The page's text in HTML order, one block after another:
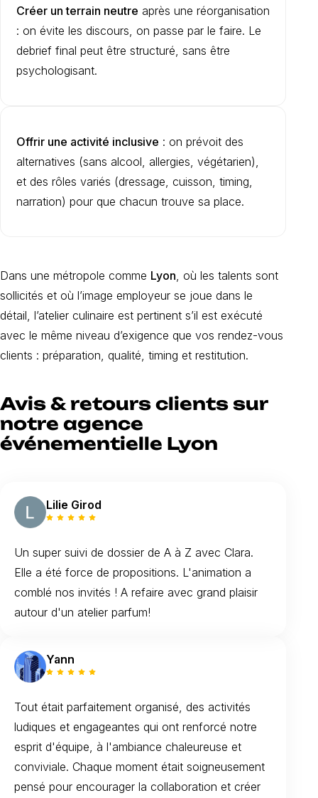
Créer un terrain neutre après une réorganisation
: on évite les discours, on passe par le faire. Le
debrief final peut être structuré, sans être
psychologisant.
Offrir une activité inclusive : on prévoit des
alternatives (sans alcool, allergies, végétarien),
et des rôles variés (dressage, cuisson, timing,
narration) pour que chacun trouve sa place.
Dans une métropole comme Lyon , où les talents sont
sollicités et où l’image employeur se joue dans le
détail, l’atelier culinaire est pertinent s’il est exécuté
avec le même niveau d’exigence que vos rendez-vous
clients : préparation, qualité, timing et restitution.
Avis & retours clients sur
notre agence
événementielle Lyon
Lilie Girod
Un super suivi de dossier de A à Z avec Clara.
Elle a été force de propositions. L'animation a
comblé nos invités ! A refaire avec grand plaisir
autour d'un atelier parfum!
Yann
Tout était parfaitement organisé, des activités
ludiques et engageantes qui ont renforcé notre
esprit d'équipe, à l'ambiance chaleureuse et
conviviale. Chaque moment était soigneusement
pensé pour encourager la collaboration et créer